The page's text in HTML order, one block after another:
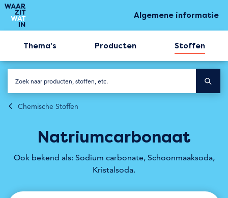
Algemene informatie
Thema's Producten Stoffen
Chemische Stoffen
Natriumcarbonaat
Ook bekend als: Sodium carbonate, Schoonmaaksoda,
Kristalsoda.